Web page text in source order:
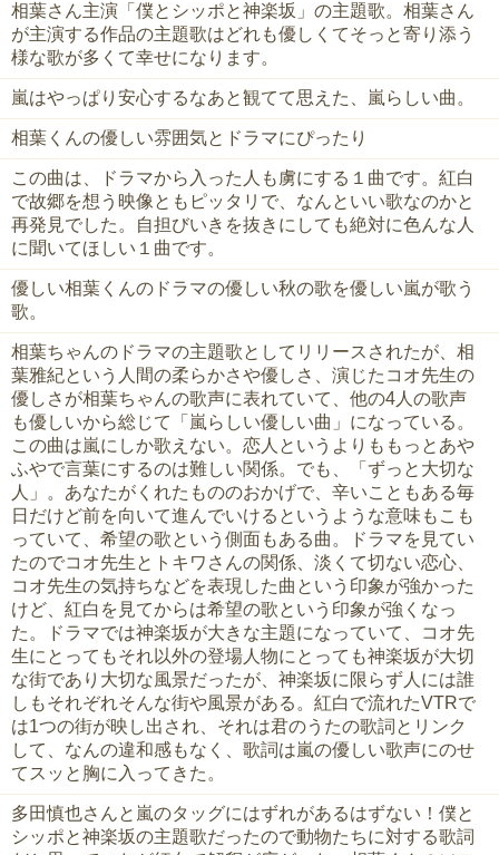
相葉さん主演「僕とシッポと神楽坂」の主題歌。相葉さん
が主演する作品の主題歌はどれも優しくてそっと寄り添う
様な歌が多くて幸せになります。
嵐はやっぱり安心するなあと観てて思えた、嵐らしい曲。
相葉くんの優しい雰囲気とドラマにぴったり
この曲は、ドラマから入った人も虜にする１曲です。紅白
で故郷を想う映像ともピッタリで、なんといい歌なのかと
再発見でした。自担びいきを抜きにしても絶対に色んな人
に聞いてほしい１曲です。
優しい相葉くんのドラマの優しい秋の歌を優しい嵐が歌う
歌。
相葉ちゃんのドラマの主題歌としてリリースされたが、相
葉雅紀という人間の柔らかさや優しさ、演じたコオ先生の
優しさが相葉ちゃんの歌声に表れていて、他の4人の歌声
も優しいから総じて「嵐らしい優しい曲」になっている。
この曲は嵐にしか歌えない。恋人というよりももっとあや
ふやで言葉にするのは難しい関係。でも、「ずっと大切な
人」。あなたがくれたもののおかげで、辛いこともある毎
日だけど前を向いて進んでいけるというような意味もこも
っていて、希望の歌という側面もある曲。ドラマを見てい
たのでコオ先生とトキワさんの関係、淡くて切ない恋心、
コオ先生の気持ちなどを表現した曲という印象が強かった
けど、紅白を見てからは希望の歌という印象が強くなっ
た。ドラマでは神楽坂が大きな主題になっていて、コオ先
生にとってもそれ以外の登場人物にとっても神楽坂が大切
な街であり大切な風景だったが、神楽坂に限らず人には誰
しもそれぞれそんな街や風景がある。紅白で流れたVTRで
は1つの街が映し出され、それは君のうたの歌詞とリンク
して、なんの違和感もなく、歌詞は嵐の優しい歌声にのせ
てスッと胸に入ってきた。
多田慎也さんと嵐のタッグにはずれがあるはずない！僕と
シッポと神楽坂の主題歌だったので動物たちに対する歌詞